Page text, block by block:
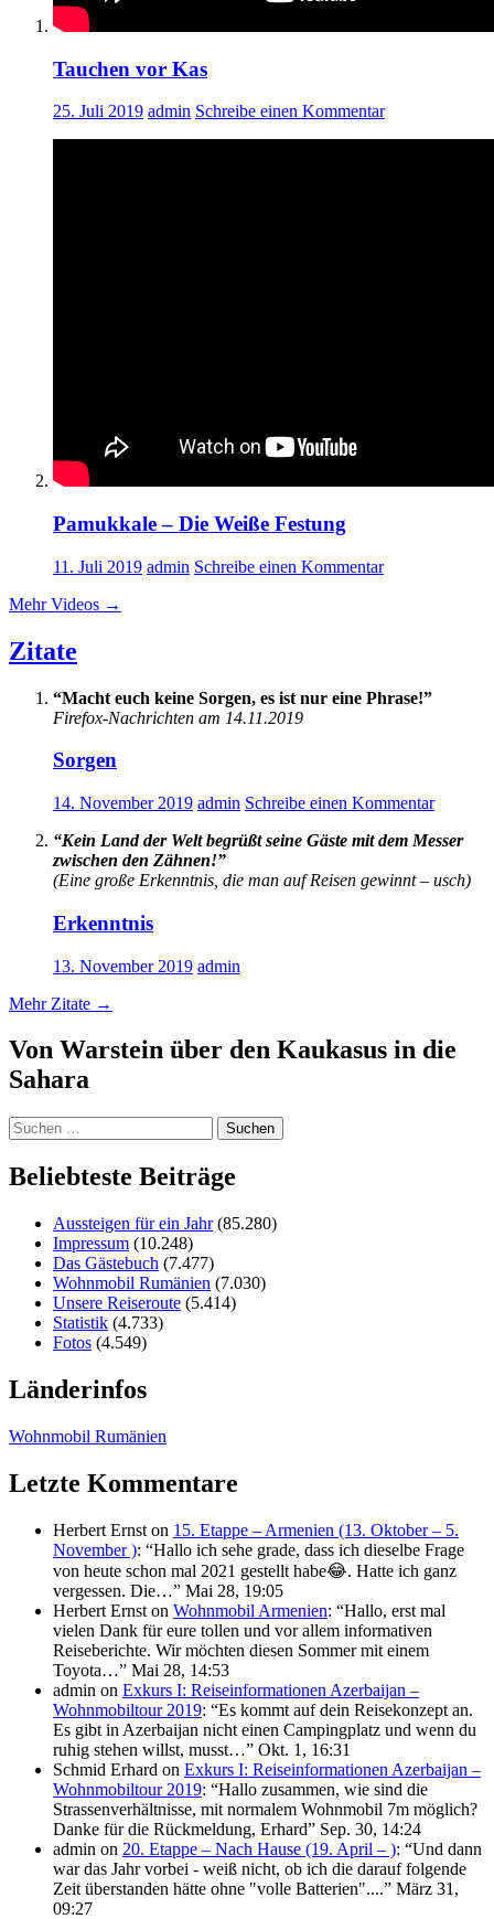
Tauchen vor Kas
25. Juli 2019 admin Schreibe einen Kommentar
Pamukkale – Die Weiße Festung
11. Juli 2019 admin Schreibe einen Kommentar
Mehr Videos →
Zitate
“Macht euch keine Sorgen, es ist nur eine Phrase!”
Firefox-Nachrichten am 14.11.2019
Sorgen
14. November 2019 admin Schreibe einen Kommentar
“Kein Land der Welt begrüßt seine Gäste mit dem Messer
zwischen den Zähnen!”
(Eine große Erkenntnis, die man auf Reisen gewinnt – usch)
Erkenntnis
13. November 2019 admin
Mehr Zitate →
Von Warstein über den Kaukasus in die
Sahara
Suchen
nach:
Beliebteste Beiträge
Aussteigen für ein Jahr (85.280)
Impressum (10.248)
Das Gästebuch (7.477)
Wohnmobil Rumänien (7.030)
Unsere Reiseroute (5.414)
Statistik (4.733)
Fotos (4.549)
Länderinfos
Wohnmobil Rumänien
Letzte Kommentare
Herbert Ernst on 15. Etappe – Armenien (13. Oktober – 5.
November ): “Hallo ich sehe grade, dass ich dieselbe Frage
von heute schon mal 2021 gestellt habe😂. Hatte ich ganz
vergessen. Die…” Mai 28, 19:05
Herbert Ernst on Wohnmobil Armenien: “Hallo, erst mal
vielen Dank für eure tollen und vor allem informativen
Reiseberichte. Wir möchten diesen Sommer mit einem
Toyota…” Mai 28, 14:53
admin on Exkurs I: Reiseinformationen Azerbaijan –
Wohnmobiltour 2019: “Es kommt auf dein Reisekonzept an.
Es gibt in Azerbaijan nicht einen Campingplatz und wenn du
ruhig stehen willst, musst…” Okt. 1, 16:31
Schmid Erhard on Exkurs I: Reiseinformationen Azerbaijan –
Wohnmobiltour 2019: “Hallo zusammen, wie sind die
Strassenverhältnisse, mit normalem Wohnmobil 7m möglich?
Danke für die Rückmeldung, Erhard” Sep. 30, 14:24
admin on 20. Etappe – Nach Hause (19. April – ): “Und dann
war das Jahr vorbei - weiß nicht, ob ich die darauf folgende
Zeit überstanden hätte ohne "volle Batterien"....” März 31,
09:27